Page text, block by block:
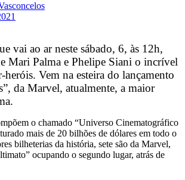
vai ao ar neste sábado, 6, às 12h,
Mari Palma e Phelipe Siani o incrível
Vem na esteira do lançamento
da Marvel, atualmente, a maior
o chamado “Universo Cinematográfico
mais de 20 bilhões de dólares em todo o
bilheterias da história, sete são da Marvel,
ocupando o segundo lugar, atrás de